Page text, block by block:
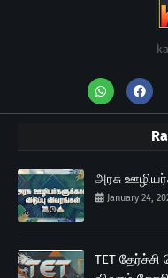
அரசு
January 24,
TET